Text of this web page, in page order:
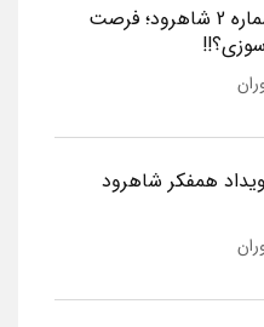
شهرک صنعتی شماره 2 شاهرود؛ فرصت
همفکر شاهرود